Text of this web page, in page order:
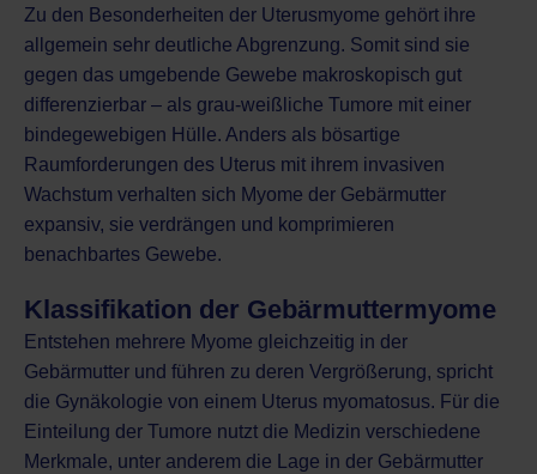
Zu den Besonderheiten der Uterusmyome gehört ihre
allgemein sehr deutliche Abgrenzung. Somit sind sie
gegen das umgebende Gewebe makroskopisch gut
differenzierbar – als grau-weißliche Tumore mit einer
bindegewebigen Hülle. Anders als bösartige
Raumforderungen des Uterus mit ihrem invasiven
Wachstum verhalten sich Myome der Gebärmutter
expansiv, sie verdrängen und komprimieren
benachbartes Gewebe.
Klassifikation der Gebärmuttermyome
Entstehen mehrere Myome gleichzeitig in der
Gebärmutter und führen zu deren Vergrößerung, spricht
die Gynäkologie von einem Uterus myomatosus. Für die
Einteilung der Tumore nutzt die Medizin verschiedene
Merkmale, unter anderem die Lage in der Gebärmutter